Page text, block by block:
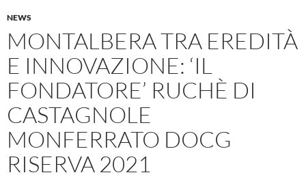
NEWS
MONTALBERA TRA EREDITÀ
E INNOVAZIONE: ‘IL
FONDATORE’ RUCHÈ DI
CASTAGNOLE
MONFERRATO DOCG
RISERVA 2021